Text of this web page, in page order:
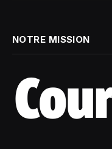
NOTRE MISSION